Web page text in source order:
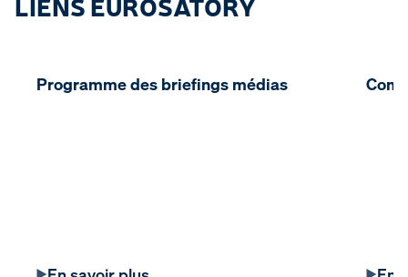
Programme des briefings médias